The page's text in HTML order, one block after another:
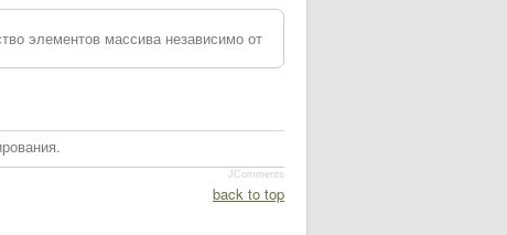
элементов массива независимо от
JComments
back to top